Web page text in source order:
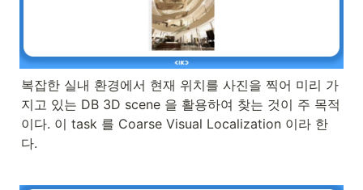
복잡한 실내 환경에서 현재 위치를 사진을 찍어 미리 가
지고 있는 DB 3D scene 을 활용하여 찾는 것이 주 목적
이다. 이 task 를 Coarse Visual Localization 이라 한
다.